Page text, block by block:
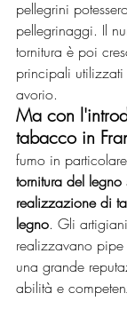
pellegrini
pellegrinaggi. Il
tornitura è poi
principali
avorio.
Ma con
tabacco in
fumo in
tornitura del
realizzazione di
legno. Gli
realizzavano
una grande
abilità e